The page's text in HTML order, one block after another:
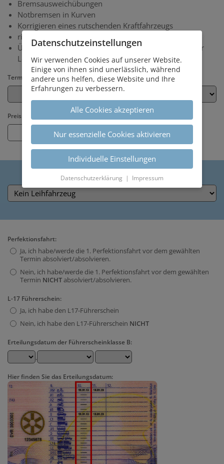
Bremsausweichübungen
Notbremsen in Kurven
Korrigieren eines rutschenden Kraftfahrzeugs
richtige Personenbeförderung
Übungen zur Auswirkung von Ablenkung während der
Lenktätigkeit
Termin
Preis
Leihfahrzeug
Perfektionsfahrt:
Ja, ich habe/werde die 1. Perfektionsfahrt vor dem gewählten
Termin absolviert/absolvieren.
Nein, ich habe/werde die 1. Perfektionsfahrt vor dem gewählten
Termin NICHTabsolviert/absolvieren.
L-17 Führerschein:
Ja, ich habe den L17-Führerschein
Nein, ich habe den L17-Führerschein NICHT
Erteilungsdatum der Führerscheinklasse B:
.
Hier finden Sie das Erteilungsdatum:
Datenschutz­einstellungen
Wir verwenden Cookies auf unserer Website.
Einige von ihnen sind unerlässlich, während
andere uns helfen, diese Website und Ihre
Erfahrungen zu verbessern.
Alle Cookies akzeptieren
Nur essenzielle Cookies aktivieren
Individuelle Einstellungen
Datenschutzerklärung | Impressum